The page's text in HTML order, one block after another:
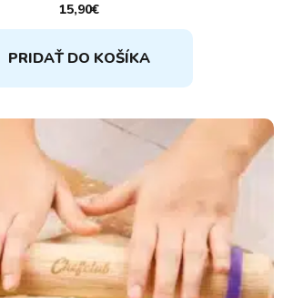
15,90€
PRIDAŤ DO KOŠÍKA